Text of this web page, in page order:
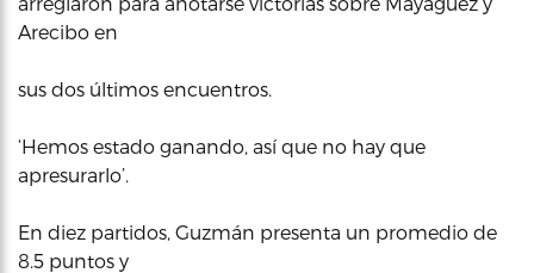
Arecibo en
sus dos últimos encuentros.
‘Hemos estado ganando, así que no hay que
apresurarlo’.
En diez partidos, Guzmán presenta un promedio de
8.5 puntos y